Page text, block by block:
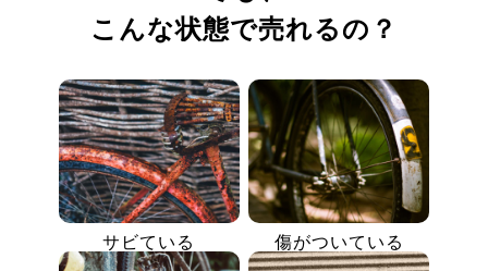
こんな状態で売れるの？
サビている 傷がついている